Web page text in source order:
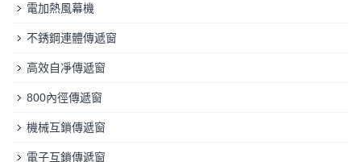
電加熱風幕機
不銹鋼連體傳遞窗
高效自凈傳遞窗
800內徑傳遞窗
機械互鎖傳遞窗
電子互鎖傳遞窗